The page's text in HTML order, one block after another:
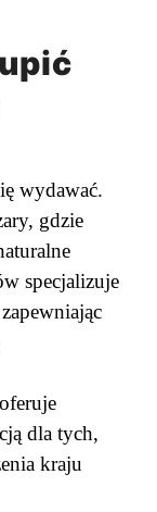
wydawać.
gdzie
specjalizuje
dla tych,
kraju